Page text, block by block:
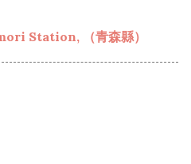
Station, （青森縣）